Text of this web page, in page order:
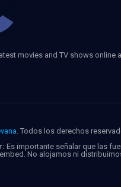
movies and TV shows online
. Todos los derechos
Es importante señalar que las
No alojamos ni